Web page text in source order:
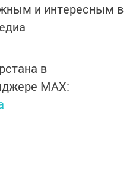
и интересным в
в
MАХ: